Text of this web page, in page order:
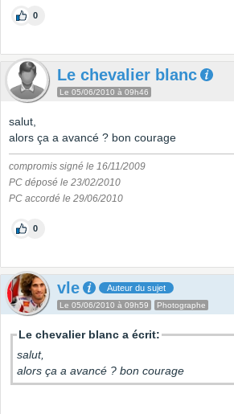
0
Le chevalier blanc
Le 05/06/2010 à 09h46
salut,
alors ça a avancé ? bon courage
compromis signé le 16/11/2009
PC déposé le 23/02/2010
PC accordé le 29/06/2010
0
vle Auteur du sujet
Le 05/06/2010 à 09h59 Photographe
Le chevalier blanc a écrit:
salut,
alors ça a avancé ? bon courage